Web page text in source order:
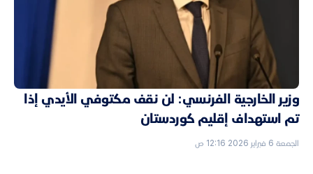
وزير الخارجية الفرنسي: لن نقف مكتوفي الأيدي إذا
تم استهداف إقليم كوردستان
الجمعة 6 فبراير 2026 12:16 ص